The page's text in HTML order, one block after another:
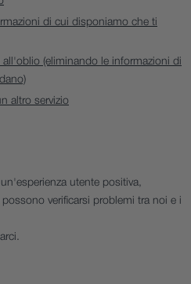
di cui disponiamo che ti
(eliminando le informazioni di
altro servizio
utente positiva,
verificarsi problemi tra noi e i